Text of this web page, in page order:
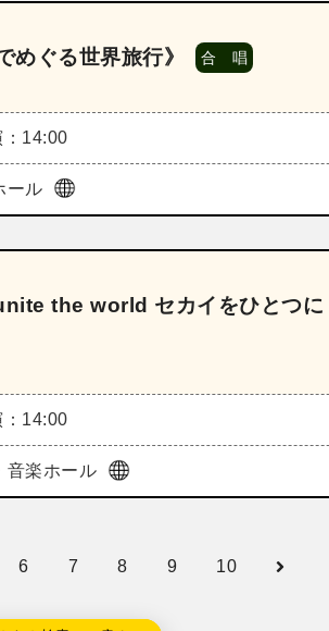
ぐる世界旅行》 合 唱
：14:00
ール
the world セカイをひとつに
：14:00
音楽ホール
6 7 8 9 10